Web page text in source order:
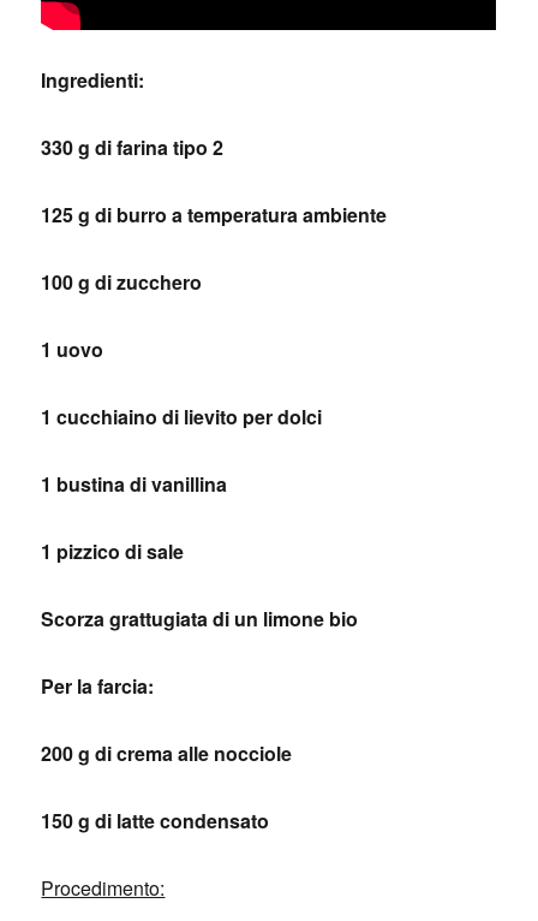
Ingredienti:
330 g di farina tipo 2
125 g di burro a temperatura ambiente
100 g di zucchero
1 uovo
1 cucchiaino di lievito per dolci
1 bustina di vanillina
1 pizzico di sale
Scorza grattugiata di un limone bio
Per la farcia:
200 g di crema alle nocciole
150 g di latte condensato
Procedimento: